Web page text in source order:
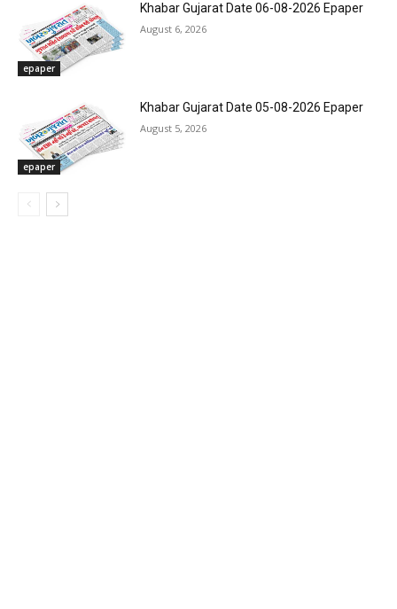
epaper
Khabar Gujarat Date 06-08-2026 Epaper
August 6, 2026
epaper
Khabar Gujarat Date 05-08-2026 Epaper
August 5, 2026